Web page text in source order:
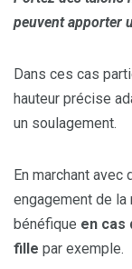
peuvent apporter
Dans ces cas
hauteur précise
un soulagement.
En marchant
engagement de
bénéfique en cas
fille par exemple.